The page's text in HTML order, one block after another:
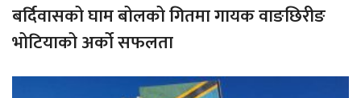
बर्दिवासको घाम बोलको गितमा गायक वाङछिरीङ
भोटियाको अर्को सफलता